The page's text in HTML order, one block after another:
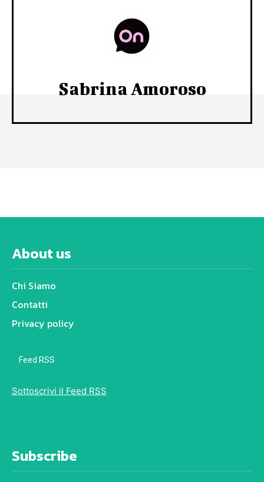
Sabrina Amoroso
About us
Chi Siamo
Contatti
Privacy policy
Feed RSS
Sottoscrivi il Feed RSS
Subscribe